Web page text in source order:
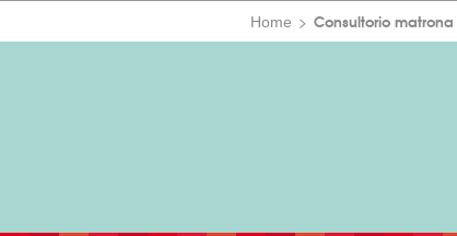
Home Consultorio matrona